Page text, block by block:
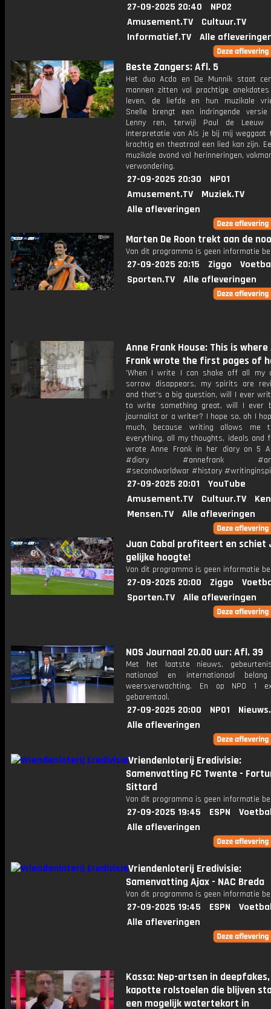
27-09-2025 20:40
NPO2
Amusement.TV
Cultuur.TV
Informatief.TV
Alle
Beste Zangers: Afl. 5
Het duo Acda en De Munnik staat
mannen zitten vol prachtige
leven, de liefde en hun muzikale
Snelle brengt een indringende
Lenny ren, terwijl Paul de Leeuw
interpretatie van Als je bij mij weggaat
krachtig en theatraal een lied kan zijn.
muzikale avond vol herinneringen,
verwondering.
27-09-2025 20:30
NPO1
Amusement.TV
Muziek.TV
Alle afleveringen
Marten De Roon trekt aan de
Van dit programma is geen informatie
27-09-2025 20:15 Ziggo
Sporten.TV
Alle afleveringen
Anne Frank House: This is where
Frank wrote the first pages of
'When I write I can shake off all my
sorrow disappears, my spirits are
and that's a big question, will I ever
to write something great, will I ever
journalist or a writer? I hope so, oh I
much, because writing allows me
everything, all my thoughts, ideals and
wrote Anne Frank in her diary on 5
#diary #annefrank
#secondworldwar #history
27-09-2025 20:01
YouTube
Amusement.TV
Cultuur.TV
Mensen.TV
Alle afleveringen
Juan Cabal profiteert en schiet
gelijke hoogte!
Van dit programma is geen informatie
27-09-2025 20:00 Ziggo
Sporten.TV
Alle afleveringen
NOS Journaal 20.00 uur: Afl. 39
Met het laatste nieuws,
nationaal en internationaal
weersverwachting. En op NPO 1
gebarentaal.
27-09-2025 20:00 NPO1
Alle afleveringen
Vriendenloterij Eredivisie:
Samenvatting FC Twente -
Sittard
Van dit programma is geen informatie
27-09-2025 19:45 ESPN
Alle afleveringen
Vriendenloterij Eredivisie:
Samenvatting Ajax - NAC Breda
Van dit programma is geen informatie
27-09-2025 19:45 ESPN
Alle afleveringen
Kassa: Nep-artsen in deepfakes,
kapotte rolstoelen die blijven
een mogelijk watertekort in